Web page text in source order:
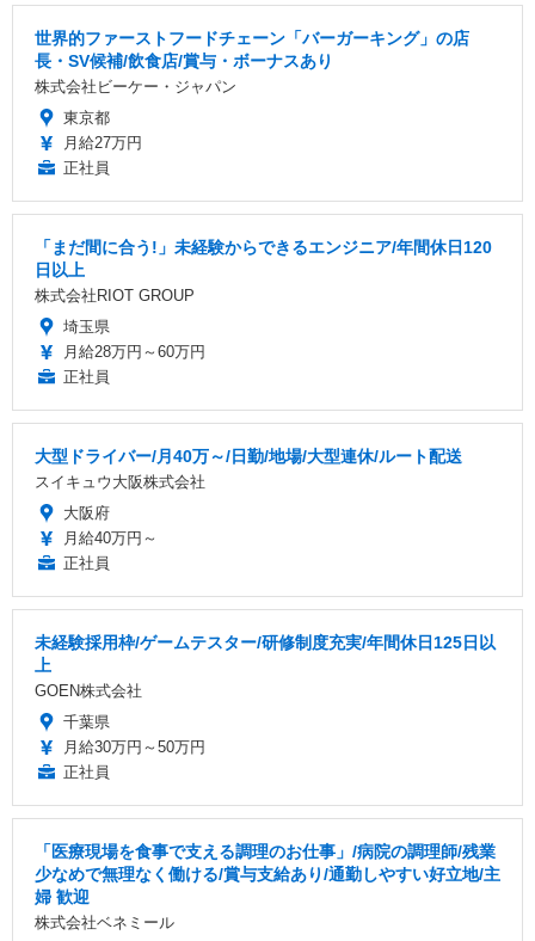
世界的ファーストフードチェーン「バーガーキング」の店
長・SV候補/飲食店/賞与・ボーナスあり
株式会社ビーケー・ジャパン
東京都
月給27万円
正社員
「まだ間に合う!」未経験からできるエンジニア/年間休日120
日以上
株式会社RIOT GROUP
埼玉県
月給28万円～60万円
正社員
大型ドライバー/月40万～/日勤/地場/大型連休/ルート配送
スイキュウ大阪株式会社
大阪府
月給40万円～
正社員
未経験採用枠/ゲームテスター/研修制度充実/年間休日125日以
上
GOEN株式会社
千葉県
月給30万円～50万円
正社員
「医療現場を食事で支える調理のお仕事」/病院の調理師/残業
少なめで無理なく働ける/賞与支給あり/通勤しやすい好立地/主
婦 歓迎
株式会社ベネミール